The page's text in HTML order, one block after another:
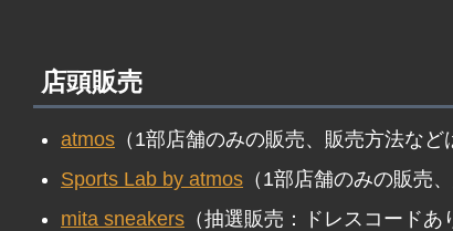
店頭販売
atmos （1部店舗のみの販売、販売方法など
Sports Lab by atmos （1部店舗のみの販売
mita sneakers （抽選販売：ドレスコードあ